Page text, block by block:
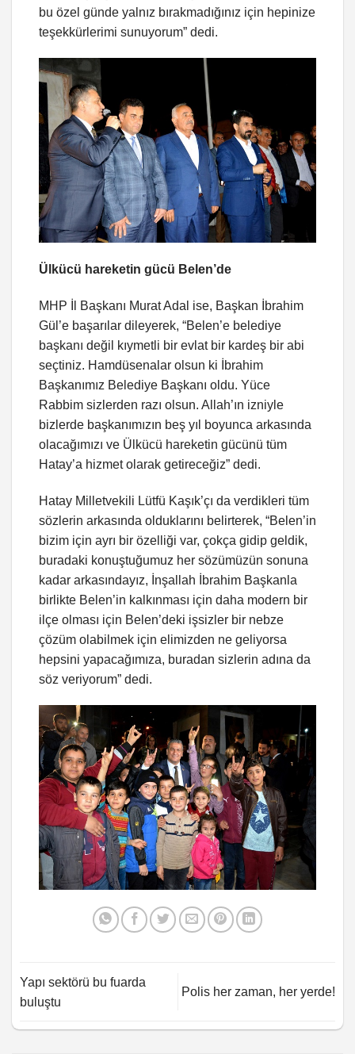
bu özel günde yalnız bırakmadığınız için hepinize
teşekkürlerimi sunuyorum” dedi.
Ülkücü hareketin gücü Belen’de
MHP İl Başkanı Murat Adal ise, Başkan İbrahim
Gül’e başarılar dileyerek, “Belen’e belediye
başkanı değil kıymetli bir evlat bir kardeş bir abi
seçtiniz. Hamdüsenalar olsun ki İbrahim
Başkanımız Belediye Başkanı oldu. Yüce
Rabbim sizlerden razı olsun. Allah’ın izniyle
bizlerde başkanımızın beş yıl boyunca arkasında
olacağımızı ve Ülkücü hareketin gücünü tüm
Hatay’a hizmet olarak getireceğiz” dedi.
Hatay Milletvekili Lütfü Kaşık’çı da verdikleri tüm
sözlerin arkasında olduklarını belirterek, “Belen’in
bizim için ayrı bir özelliği var, çokça gidip geldik,
buradaki konuştuğumuz her sözümüzün sonuna
kadar arkasındayız, İnşallah İbrahim Başkanla
birlikte Belen’in kalkınması için daha modern bir
ilçe olması için Belen’deki işsizler bir nebze
çözüm olabilmek için elimizden ne geliyorsa
hepsini yapacağımıza, buradan sizlerin adına da
söz veriyorum” dedi.
Yapı sektörü bu fuarda
buluştu
Polis her zaman, her yerde!